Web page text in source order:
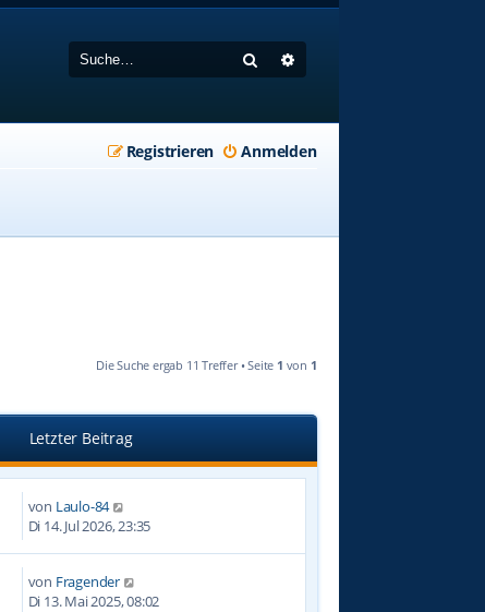
Suche
Anmelden
Registrieren
Die Suche ergab 11 Treffer • Seite 1 von 1
Letzter Beitrag
von Laulo-84
Di 14. Jul 2026, 23:35
von Fragender
Di 13. Mai 2025, 08:02